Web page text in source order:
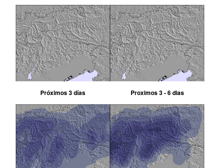
Próximos 3 días Proximos 3 - 6 dias